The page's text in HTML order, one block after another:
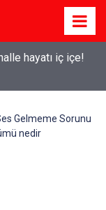
hayatı iç içe!
Gelmeme Sorunu
nedir